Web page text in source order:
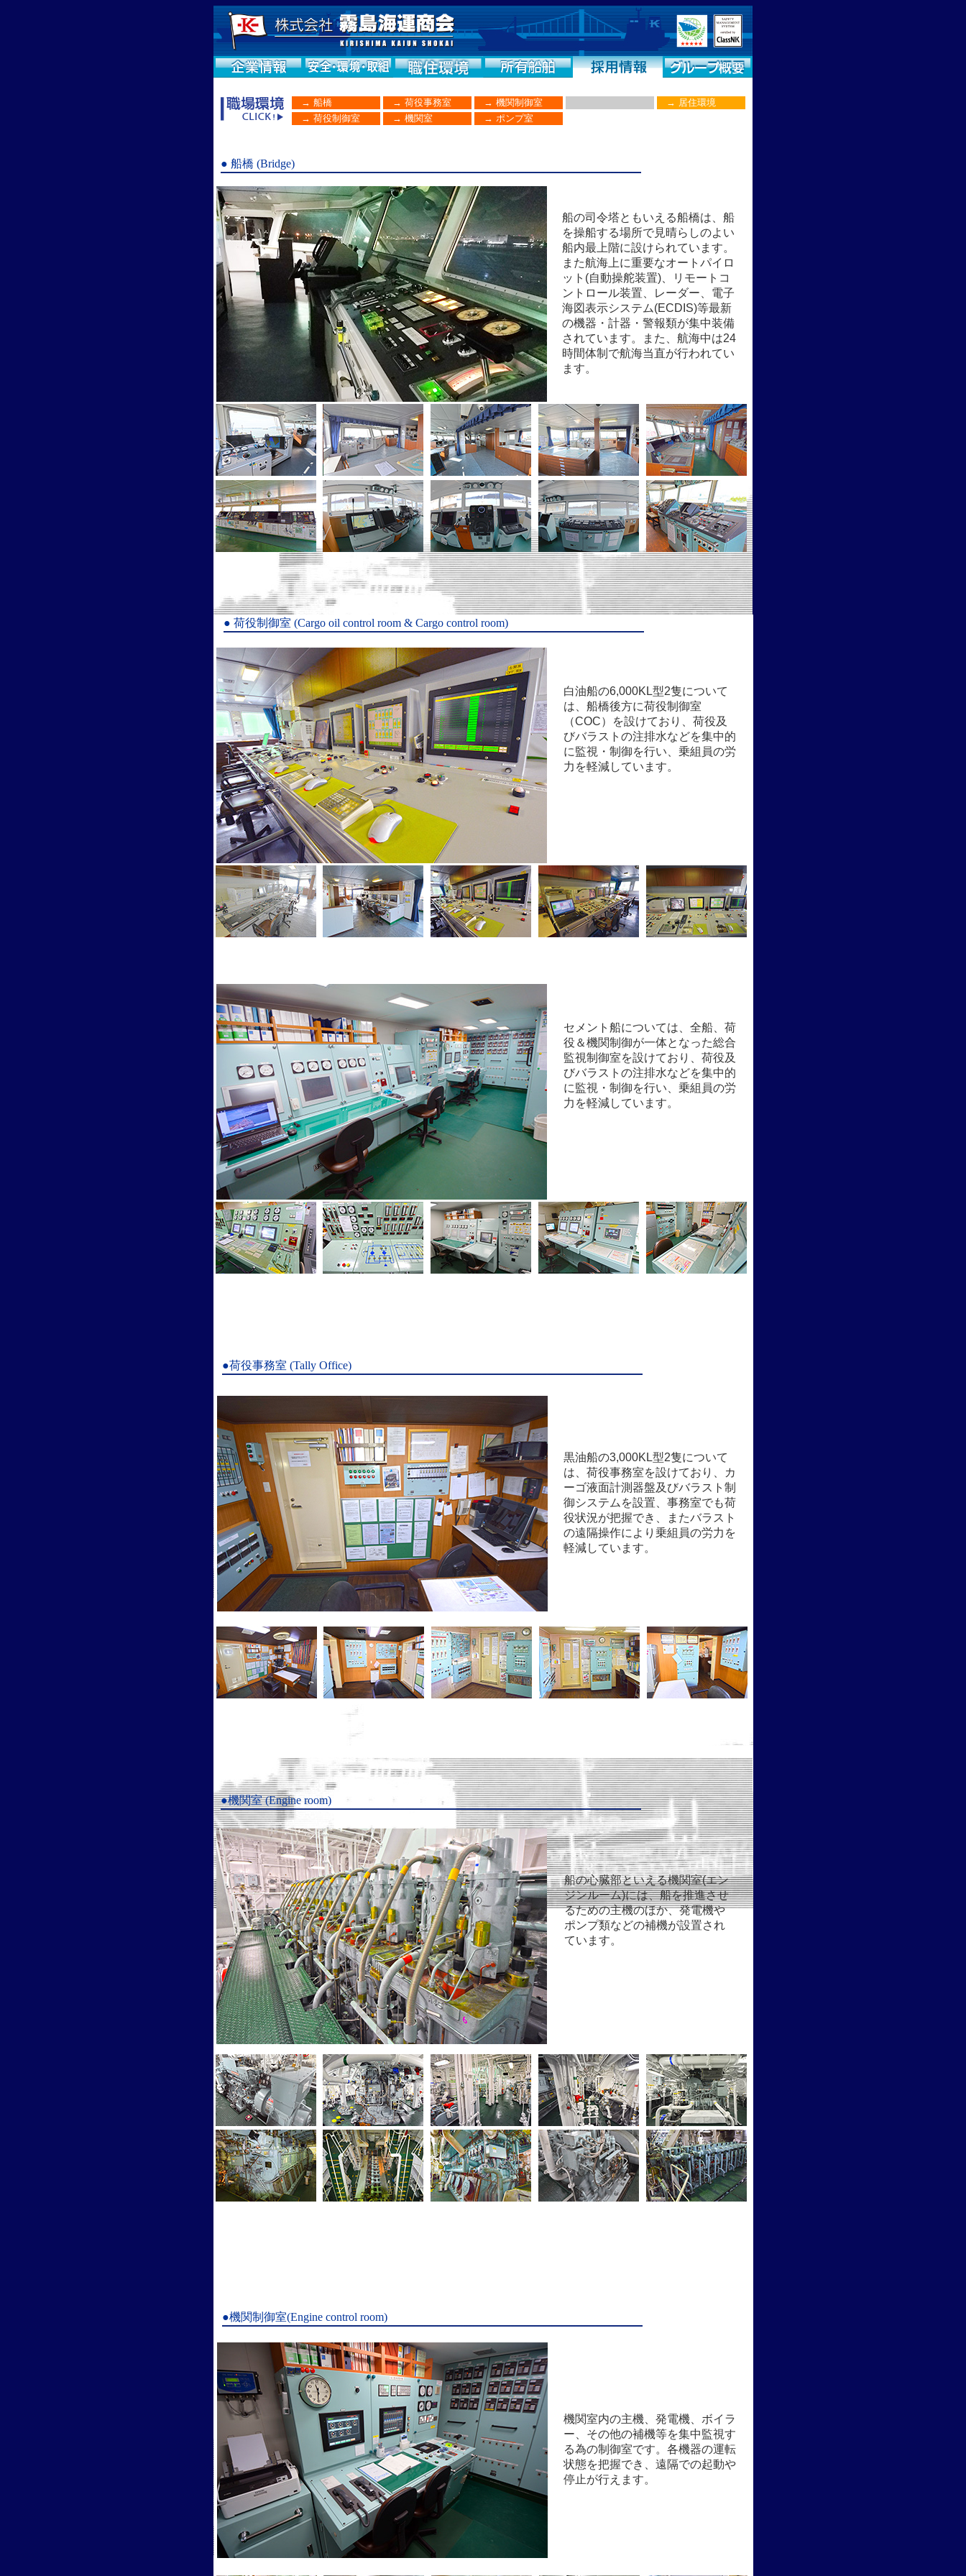
→ 船橋 → 荷役事務室 → 機関制御室 → 居住環境
→ 荷役制御室
→ 機関室 → ポンプ室
● 船橋 (Bridge)
船の司令塔ともいえる船橋は、船
を操船する場所で見晴らしのよい
船内最上階に設けられています。
また航海上に重要なオートパイロ
ット(自動操舵装置)、リモートコ
ントロール装置、レーダー、電子
海図表示システム(ECDIS)等最新
の機器・計器・警報類が集中装備
されています。また、航海中は24
時間体制で航海当直が行われてい
ます。
● 荷役制御室 (Cargo oil control room & Cargo control room)
白油船の6,000KL型2隻について
は、船橋後方に荷役制御室
（COC）を設けており、荷役及
びバラストの注排水などを集中的
に監視・制御を行い、乗組員の労
力を軽減しています。
セメント船については、全船、荷
役＆機関制御が一体となった総合
監視制御室を設けており、荷役及
びバラストの注排水などを集中的
に監視・制御を行い、乗組員の労
力を軽減しています。
●荷役事務室 (Tally Office)
黒油船の3,000KL型2隻について
は、荷役事務室を設けており、カ
ーゴ液面計測器盤及びバラスト制
御システムを設置、事務室でも荷
役状況が把握でき、またバラスト
の遠隔操作により乗組員の労力を
軽減しています。
●機関室 (Engine room)
船の心臓部といえる機関室(エン
ジンルーム)には、船を推進させ
るための主機のほか、発電機や
ポンプ類などの補機が設置され
ています。
●機関制御室(Engine control room)
機関室内の主機、発電機、ボイラ
ー、その他の補機等を集中監視す
る為の制御室です。各機器の運転
状態を把握でき、遠隔での起動や
停止が行えます。